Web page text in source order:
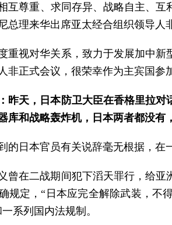
互尊重、求同存异、战略自主、
总理来华出席亚太经合组织领导
重视对华关系，致力于发展加中
非正式会议，很荣幸作为主宾国
昨天，日本防卫大臣在香格里拉
库和战略轰炸机，日本两者都没
的日本官员有关说辞毫无根据，
曾在二战期间犯下滔天罪行，给
规定，“日本应完全解除武装，不
系列国内法规制。